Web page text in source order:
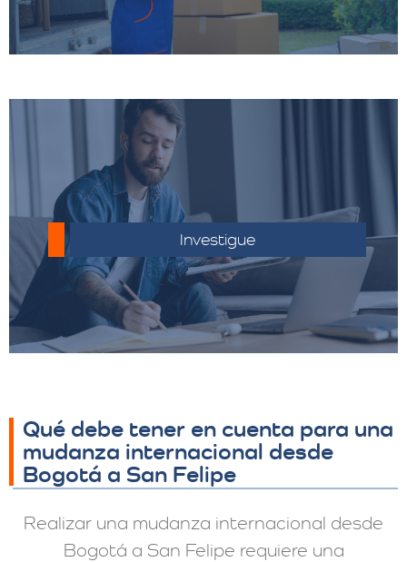
Investigue
Asegúrate de conocer las regulaciones
aduaneras del país de destino.
Qué debe tener en cuenta para una
mudanza internacional desde
Bogotá a San Felipe
Realizar una mudanza internacional desde
Bogotá a San Felipe requiere una